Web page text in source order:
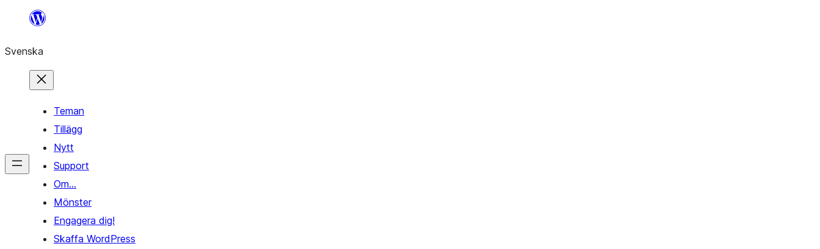
Hoppa
innehåll
Svenska
Teman
Tillägg
Nytt
Support
Om…
Mönster
Engagera dig!
Skaffa WordPress